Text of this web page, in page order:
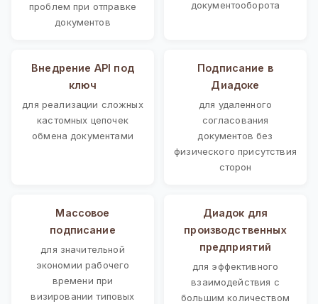
проблем при отправке
документов
документооборота
Внедрение API под
ключ
для реализации сложных
кастомных цепочек
обмена документами
Подписание в
Диадоке
для удаленного
согласования
документов без
физического присутствия
сторон
Массовое
подписание
для значительной
экономии рабочего
времени при
визировании типовых
Диадок для
производственных
предприятий
для эффективного
взаимодействия с
большим количеством